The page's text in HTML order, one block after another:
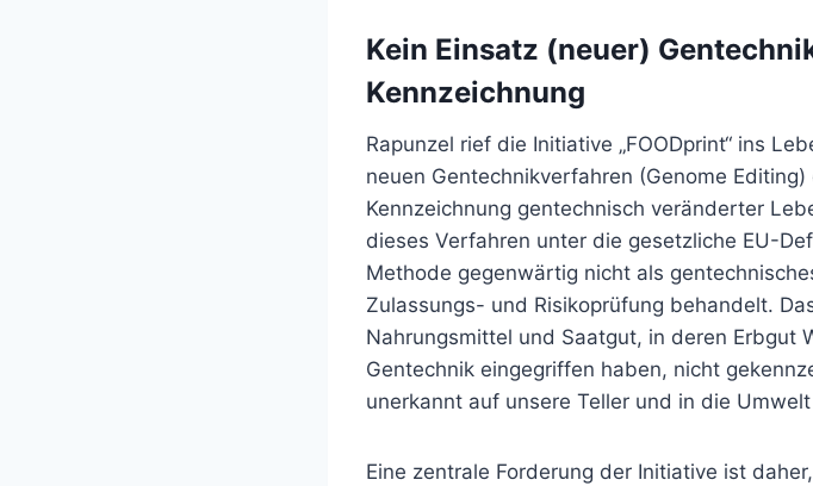
Kein Einsatz (neuer)
Kennzeichnung
Rapunzel rief die Initiative „FOODprint“ ins
neuen Gentechnikverfahren (Genome
Kennzeichnung gentechnisch veränderter
dieses Verfahren unter die gesetzliche EU-
Methode gegenwärtig nicht als
Zulassungs- und Risikoprüfung behandelt.
Nahrungsmittel und Saatgut, in deren Erbgut
Gentechnik eingegriffen haben, nicht
unerkannt auf unsere Teller und in die
Eine zentrale Forderung der Initiative ist